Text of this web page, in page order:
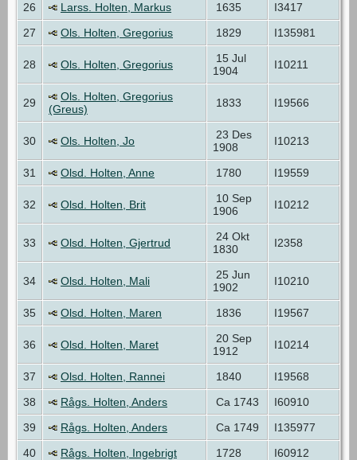
26 Larss. Holten, Markus 1635
I3417
27
Ols. Holten, Gregorius 1829 I135981
28 Ols. Holten, Gregorius
15 Jul
1904
I10211
29
Ols. Holten, Gregorius
(Greus)
1833 I19566
30 Ols. Holten, Jo
23 Des
1908
I10213
31 Olsd. Holten, Anne 1780 I19559
32 Olsd. Holten, Brit
10 Sep
1906
I10212
33 Olsd. Holten, Gjertrud
24 Okt
1830
I2358
34 Olsd. Holten, Mali
25 Jun
1902
I10210
35 Olsd. Holten, Maren 1836 I19567
36 Olsd. Holten, Maret
20 Sep
1912
I10214
37 Olsd. Holten, Rannei 1840
I19568
38
Rågs. Holten, Anders Ca 1743
I60910
39
Rågs. Holten, Anders Ca 1749
I135977
40
Rågs. Holten, Ingebrigt 1728
I60912